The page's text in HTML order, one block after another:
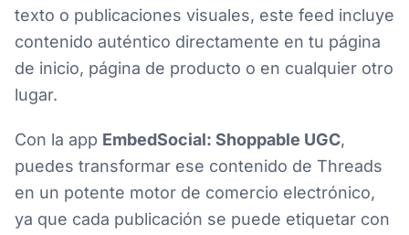
texto o publicaciones visuales, este feed incluye
contenido auténtico directamente en tu página
de inicio, página de producto o en cualquier otro
lugar.
Con la app EmbedSocial: Shoppable UGC,
puedes transformar ese contenido de Threads
en un potente motor de comercio electrónico,
ya que cada publicación se puede etiquetar con